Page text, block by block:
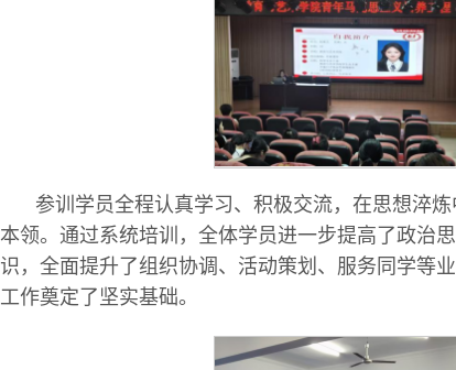
参训学员全程认真学习、积极交流，在思想淬
本领。通过系统培训，全体学员进一步提高了政治
识，全面提升了组织协调、活动策划、服务同学等
工作奠定了坚实基础。